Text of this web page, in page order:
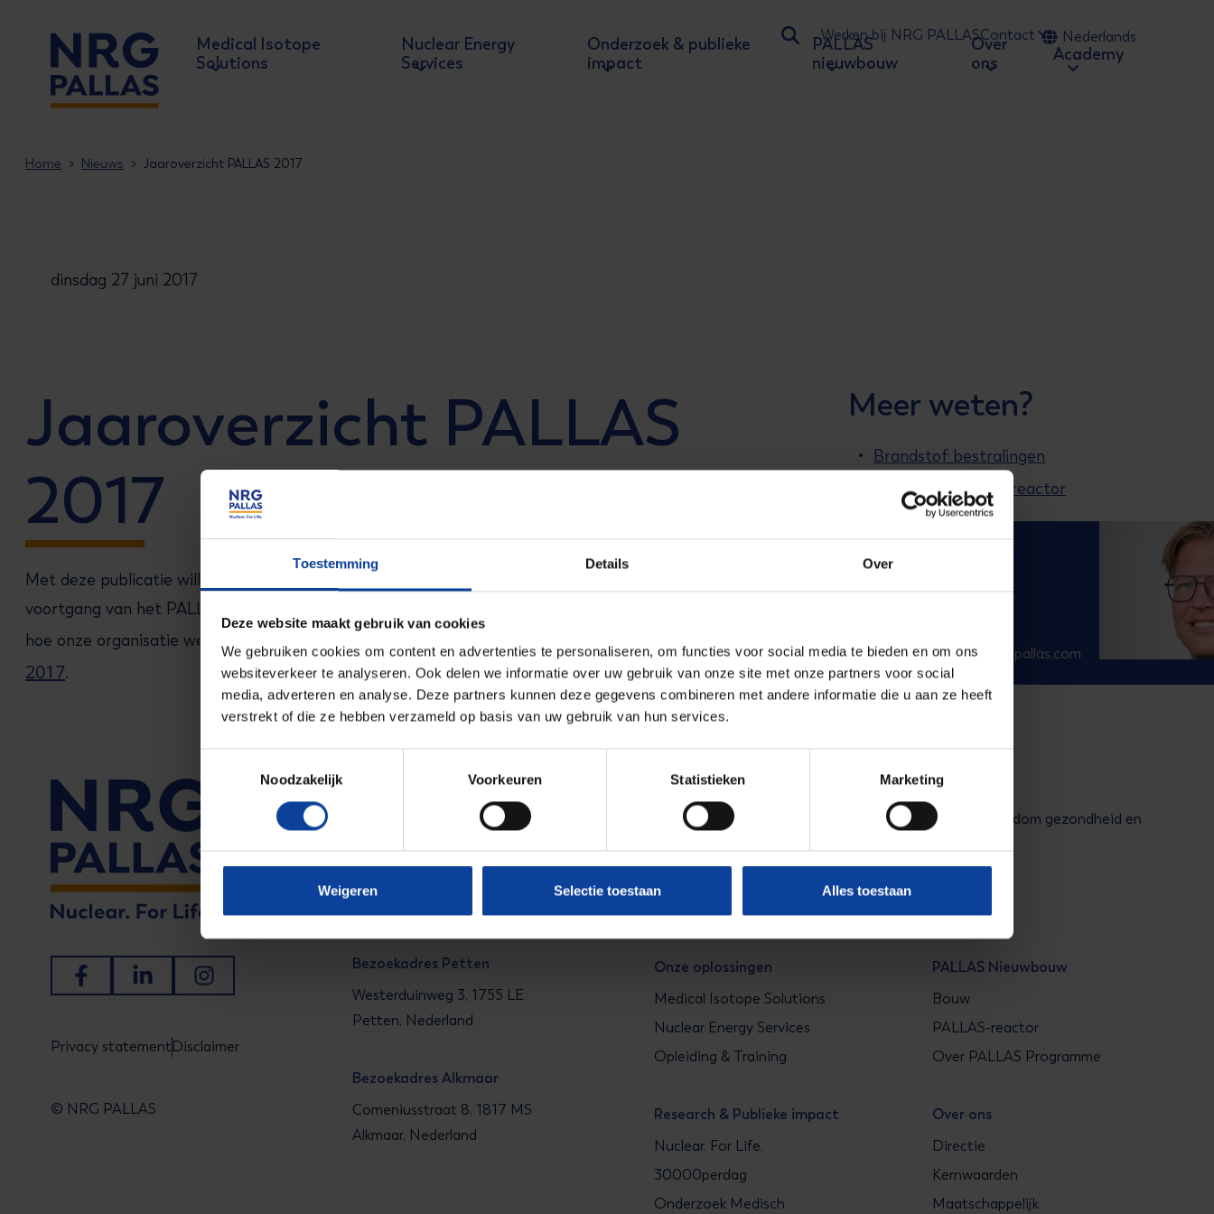
Toestemming Details Over
Deze website maakt gebruik van cookies
We gebruiken cookies om content en advertenties te personaliseren, om functies voor social media te bieden en om ons
websiteverkeer te analyseren. Ook delen we informatie over uw gebruik van onze site met onze partners voor social
media, adverteren en analyse. Deze partners kunnen deze gegevens combineren met andere informatie die u aan ze heeft
verstrekt of die ze hebben verzameld op basis van uw gebruik van hun services.
Noodzakelijk
Voorkeuren Statistieken Marketing
Weigeren Selectie toestaan Alles toestaan
Ga naar zoeken
Werken bij NRG PALLASContact Nederlands
Medical Isotope
Solutions
Nuclear Energy
Services
Onderzoek & publieke
impact
PALLAS
nieuwbouw
Over
ons
Academy
Home Nieuws Jaaroverzicht PALLAS 2017
dinsdag 27 juni 2017
Jaaroverzicht PALLAS
2017
Met deze publicatie willen wij alle belanghebbenden rond de PALLAS-reactor informeren over de
voortgang van het PALLAS-project. Ook willen we graag laten zien wie we zijn, waar we voor staan en
hoe onze organisatie werkt. Het jaaroverzicht lees je door op deze link te klikken:
2017.
Meer weten?
Brandstof bestralingen
Bestralingen in de reactor
B. de Groot
bram.degroot@nrgpallas.com
Ga naar Facebook
Ga naar LinkedInGa naar Instagram
Privacy statementDisclaimer
© NRG PALLAS
Tel.: +31 (0)224 56 4950
Bezoekadres Arnhem
Bezoekadres Petten
Westerduinweg 3, 1755 LE
Petten, Nederland
Bezoekadres Alkmaar
Comeniusstraat 8, 1817 MS
Alkmaar, Nederland
Schrijf je in op onze nieuwsbrief
Blijf op de hoogte van alle nucleaire ontwikkelingen rondom gezondheid en
Aanmelden nieuwsbrief
Onze oplossingen
Medical Isotope Solutions
Nuclear Energy Services
Opleiding & Training
Research & Publieke impact
Nuclear. For Life.
30000perdag
Onderzoek Medisch
PALLAS Nieuwbouw
Bouw
PALLAS-reactor
Over PALLAS Programme
Over ons
Directie
Kernwaarden
Maatschappelijk